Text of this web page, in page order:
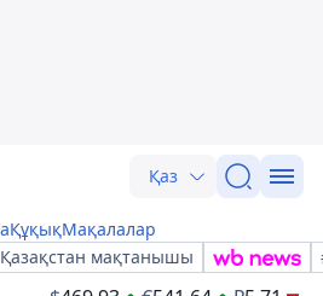
Қаз
ҚұқықМақалалар
мақтанышы